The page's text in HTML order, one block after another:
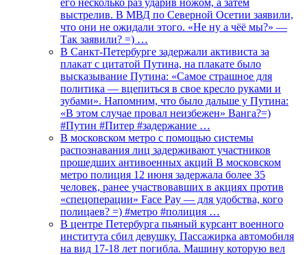
выстрелив. В МВД по Северной Осетии заявили,
что они не ожидали этого. «Не ну а чёё мы?» —
Так заявили? =) …
В Санкт-Петербурге задержали активиста за
плакат с цитатой Путина, на плакате было
высказывание Путина: «Самое страшное для
политика — вцепиться в свое кресло руками и
зубами». Напомним, что было дальше у Путина:
«В этом случае провал неизбежен» Ванга?=)
#Путин #Питер #задержание …
В московском метро с помощью системы
распознавания лиц задерживают участников
прошедших антивоенных акций В московском
метро полиция 12 июня задержала более 35
человек, ранее участвовавших в акциях против
«спецоперации» Face Pay — для удобства, кого
полицаев? =) #метро #полиция …
В центре Петербурга пьяный курсант военного
института сбил девушку. Пассажирка автомобиля
на вид 17-18 лет погибла. Машину которую вел